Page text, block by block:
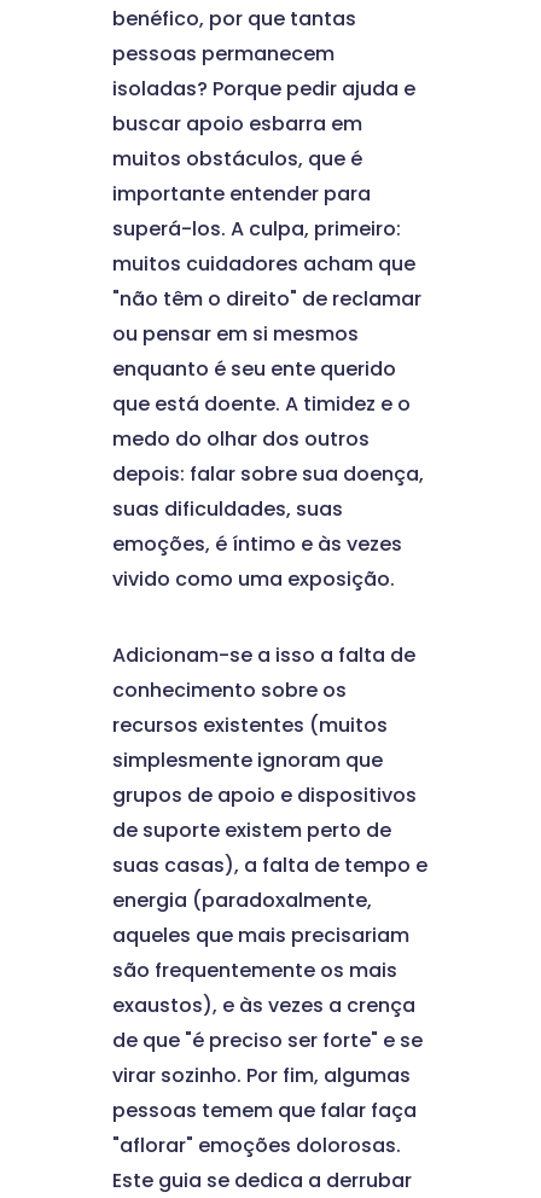
benéfico, por que tantas
pessoas permanecem
isoladas? Porque pedir ajuda e
buscar apoio esbarra em
muitos obstáculos, que é
importante entender para
superá-los. A culpa, primeiro:
muitos cuidadores acham que
"não têm o direito" de reclamar
ou pensar em si mesmos
enquanto é seu ente querido
que está doente. A timidez e o
medo do olhar dos outros
depois: falar sobre sua doença,
suas dificuldades, suas
emoções, é íntimo e às vezes
vivido como uma exposição.
Adicionam-se a isso a falta de
conhecimento sobre os
recursos existentes (muitos
simplesmente ignoram que
grupos de apoio e dispositivos
de suporte existem perto de
suas casas), a falta de tempo e
energia (paradoxalmente,
aqueles que mais precisariam
são frequentemente os mais
exaustos), e às vezes a crença
de que "é preciso ser forte" e se
virar sozinho. Por fim, algumas
pessoas temem que falar faça
"aflorar" emoções dolorosas.
Este guia se dedica a derrubar